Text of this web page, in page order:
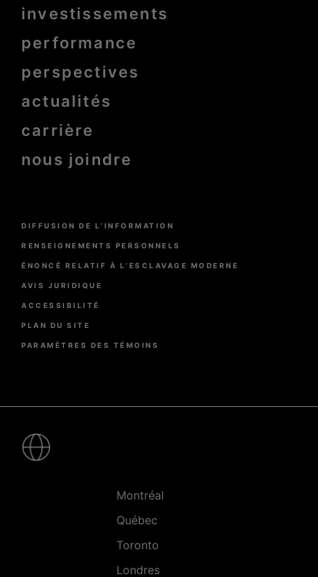
Menu
bold
investissements
performance
perspectives
actualités
carrière
nous joindre
Menu
de
page
DIFFUSION DE L’INFORMATION
RENSEIGNEMENTS PERSONNELS
ÉNONCÉ RELATIF À L’ESCLAVAGE MODERNE
AVIS JURIDIQUE
ACCESSIBILITÉ
PLAN DU SITE
PARAMÈTRES DES TÉMOINS
Montréal
Québec
Toronto
Londres